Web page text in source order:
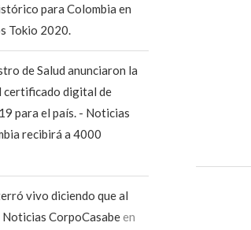
para Colombia en
Tokio 2020.
de Salud anunciaron la
certificado digital de
para el país. - Noticias
recibirá a 4000
vivo diciendo que al
CorpoCasabeen